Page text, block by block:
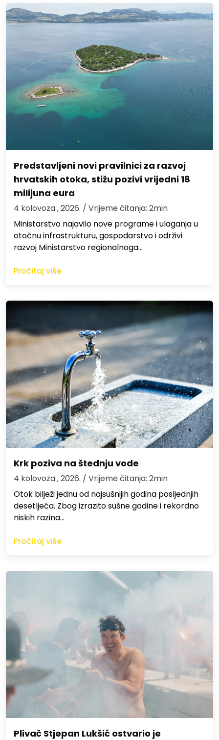
Predstavljeni novi pravilnici za razvoj
hrvatskih otoka, stižu pozivi vrijedni 18
milijuna eura
4 kolovoza , 2026. / Vrijeme čitanja: 2min
Ministarstvo najavilo nove programe i ulaganja u
otočnu infrastrukturu, gospodarstvo i održivi
razvoj Ministarstvo regionalnoga…
Pročitaj više
Krk poziva na štednju vode
4 kolovoza , 2026. / Vrijeme čitanja: 2min
Otok bilježi jednu od najsušnijih godina posljednjih
desetljeća. Zbog izrazito sušne godine i rekordno
niskih razina…
Pročitaj više
Plivač Stjepan Lukšić ostvario je